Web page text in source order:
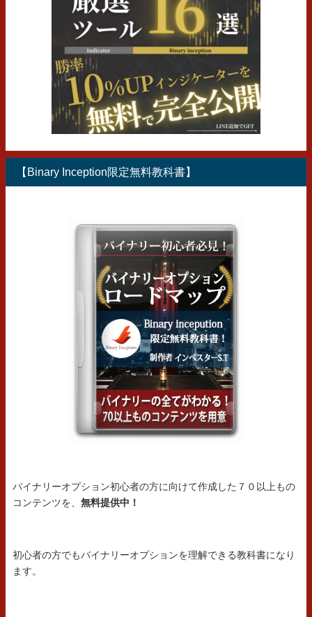
【Binary Inception限定無料教科書】
バイナリーオプション初心者の方に向けて作成した７０以上もの
コンテンツを、 無料提供中！
初心者の方でもバイナリーオプションを理解できる教科書になり
ます。